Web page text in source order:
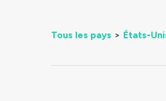
Tous les pays > États-